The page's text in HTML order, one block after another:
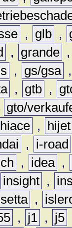
, glb ,
, grande
, gs/gsa
, gtb ,
gto/
hiace ,
hijet
,
i-road
, idea ,
insight ,
,
, j1 , j5